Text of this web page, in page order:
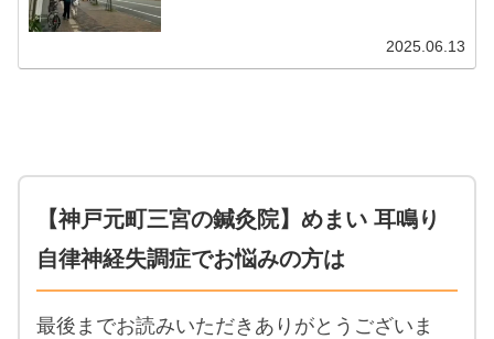
2025.06.13
【神戸元町三宮の鍼灸院】めまい 耳鳴り
自律神経失調症でお悩みの方は
最後までお読みいただきありがとうございま